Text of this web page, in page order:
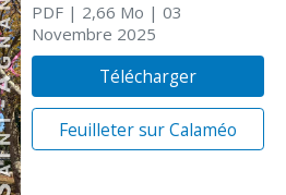
PDF| 2,66 Mo | 03
Novembre 2025
Télécharger
Feuilleter sur Calaméo